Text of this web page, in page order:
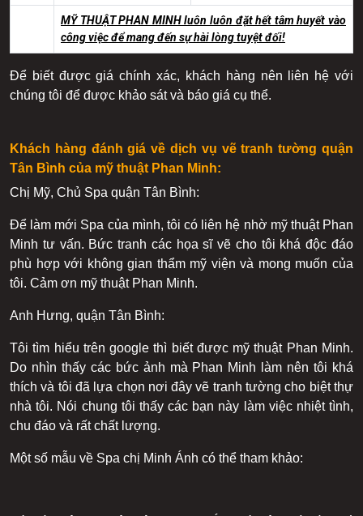
MỸ THUẬT PHAN MINH luôn luôn đặt hết tâm huyết vào
công việc để mang đến sự hài lòng tuyệt đối!
Để biết được giá chính xác, khách hàng nên liên hệ với
chúng tôi để được khảo sát và báo giá cụ thể.
Khách hàng đánh giá về dịch vụ vẽ tranh tường quận
Tân Bình của mỹ thuật Phan Minh:
Chị Mỹ, Chủ Spa quận Tân Bình:
Để làm mới Spa của mình, tôi có liên hệ nhờ mỹ thuật Phan
Minh tư vấn. Bức tranh các họa sĩ vẽ cho tôi khá độc đáo
phù hợp với không gian thẩm mỹ viện và mong muốn của
tôi. Cảm ơn mỹ thuật Phan Minh.
Anh Hưng, quận Tân Bình:
Tôi tìm hiểu trên google thì biết được mỹ thuật Phan Minh.
Do nhìn thấy các bức ảnh mà Phan Minh làm nên tôi khá
thích và tôi đã lựa chọn nơi đây vẽ tranh tường cho biệt thự
nhà tôi. Nói chung tôi thấy các bạn này làm việc nhiệt tình,
chu đáo và rất chất lượng.
Một số mẫu về Spa chị Minh Ánh có thể tham khảo: